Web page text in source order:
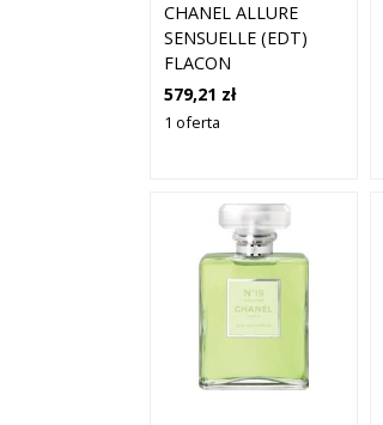
CHANEL ALLURE
SENSUELLE (EDT)
FLACON
579,21 zł
1 oferta